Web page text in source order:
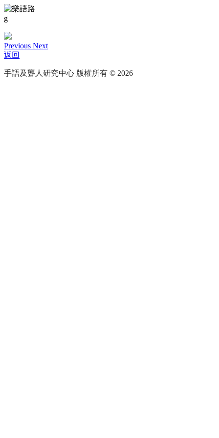
g
Previous Next
返回
手語及聾人研究中心 版權所有 © 2026